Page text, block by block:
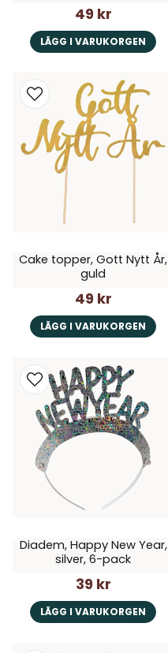
49 kr
LÄGG I VARUKORGEN
Cake topper, Gott Nytt År,
guld
49 kr
LÄGG I VARUKORGEN
Diadem, Happy New Year,
silver, 6-pack
39 kr
LÄGG I VARUKORGEN